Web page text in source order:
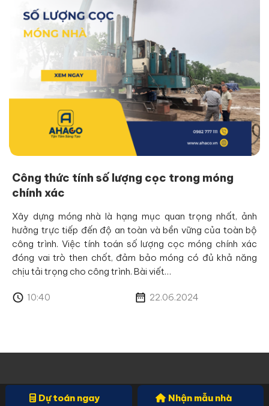
Công thức tính số lượng cọc trong móng
chính xác
Xây dựng móng nhà là hạng mục quan trọng nhất, ảnh
hưởng trực tiếp đến độ an toàn và bền vững của toàn bộ
công trình. Việc tính toán số lượng cọc móng chính xác
đóng vai trò then chốt, đảm bảo móng có đủ khả năng
chịu tải trọng cho công trình. Bài viết…
10:40 22.06.2024
Dự toán ngay Nhận mẫu nhà